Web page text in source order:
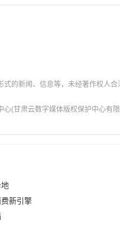
的新闻、信息等，未经著作权人
(甘肃云数字媒体版权保护中心有
费新引擎